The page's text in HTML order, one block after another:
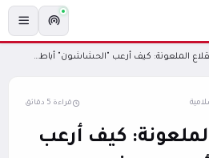
فدائيو القلاع الملعونة: كيف أرعب "الحشاشون" أباطرة الشرق ونجا صلاح الدين من خناجرهم المسمومة؟
قراءة 5 دقائق
كيف أرعب